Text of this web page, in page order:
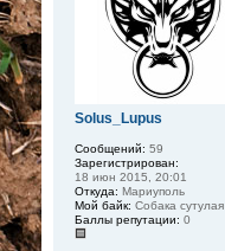
Solus_Lupus
Сообщений: 59
Зарегистрирован:
18 июн 2015, 20:01
Откуда: Мариуполь
Мой байк: Собака сутулая
Баллы репутации: 0